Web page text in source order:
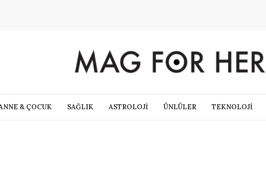
& ÇOCUK SAĞLIK ASTROLOJİ ÜNLÜLER TEKNOLOJİ